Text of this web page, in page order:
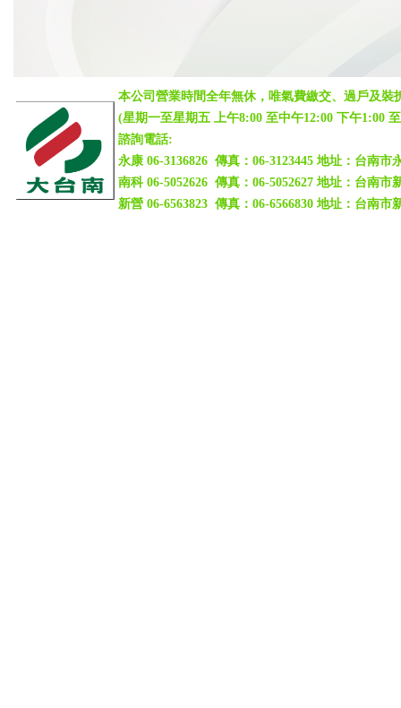
本公司營業時間全年無休，唯氣費繳交、過戶及裝
(星期一至星期五 上午8:00 至中午12:00 下午1:00
諮詢電話:
永康 06-3136826 傳真：06-3123445 地址：台南市
南科 06-5052626 傳真：06-5052627 地址：台南市
新營 06-6563823 傳真：06-6566830 地址：台南市